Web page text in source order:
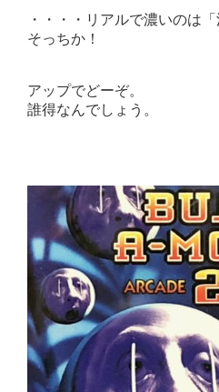
・・・・リアルで濃いのは「
そっちか！
アップでどーぞ。
誰得なんでしょう。